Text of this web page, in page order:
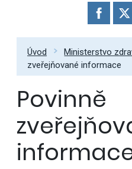
Úvod Ministerstvo
zveřejňované informace
Povinně